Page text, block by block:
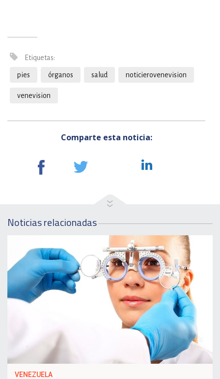
Etiquetas:
pies órganos salud noticierovenevision
venevision
Comparte esta noticia:
Noticias relacionadas
VENEZUELA